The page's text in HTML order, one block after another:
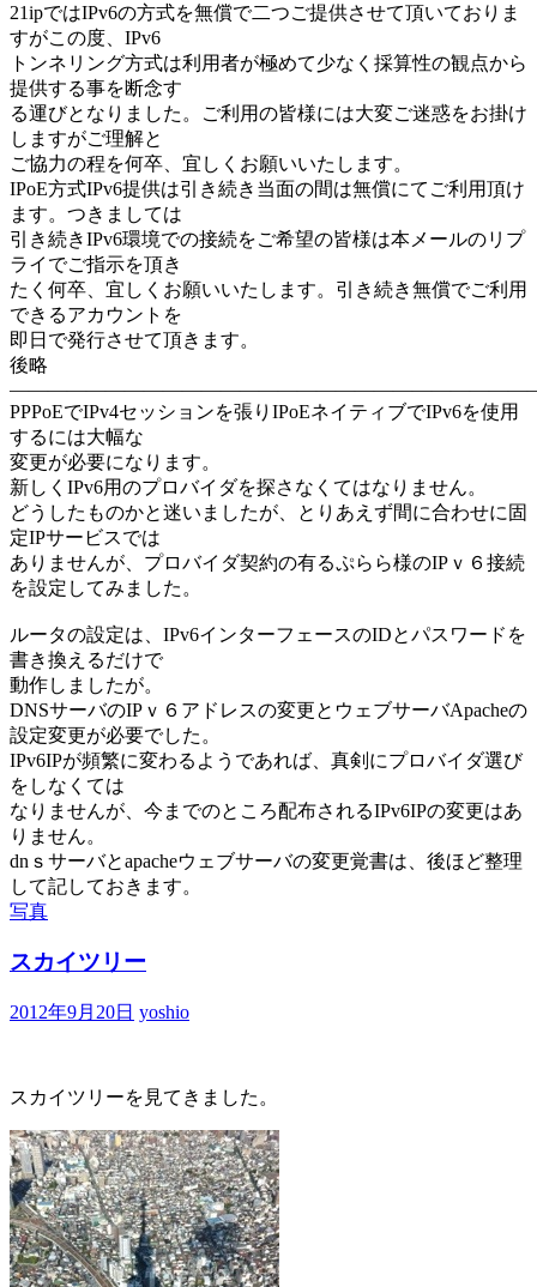
21ipではIPv6の方式を無償で二つご提供させて頂いておりま
すがこの度、IPv6
トンネリング方式は利用者が極めて少なく採算性の観点から
提供する事を断念す
る運びとなりました。ご利用の皆様には大変ご迷惑をお掛け
しますがご理解と
ご協力の程を何卒、宜しくお願いいたします。
IPoE方式IPv6提供は引き続き当面の間は無償にてご利用頂け
ます。つきましては
引き続きIPv6環境での接続をご希望の皆様は本メールのリプ
ライでご指示を頂き
たく何卒、宜しくお願いいたします。引き続き無償でご利用
できるアカウントを
即日で発行させて頂きます。
後略
PPPoEでIPv4セッションを張りIPoEネイティブでIPv6を使用
するには大幅な
変更が必要になります。
新しくIPv6用のプロバイダを探さなくてはなりません。
どうしたものかと迷いましたが、とりあえず間に合わせに固
定IPサービスでは
ありませんが、プロバイダ契約の有るぷらら様のIPｖ６接続
を設定してみました。
ルータの設定は、IPv6インターフェースのIDとパスワードを
書き換えるだけで
動作しましたが。
DNSサーバのIPｖ６アドレスの変更とウェブサーバApacheの
設定変更が必要でした。
IPv6IPが頻繁に変わるようであれば、真剣にプロバイダ選び
をしなくては
なりませんが、今までのところ配布されるIPv6IPの変更はあ
りません。
dnｓサーバとapacheウェブサーバの変更覚書は、後ほど整理
して記しておきます。
写真
スカイツリー
2012年9月20日 yoshio
スカイツリーを見てきました。